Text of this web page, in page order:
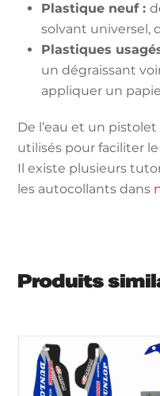
Plastique neuf :
solvant universel,
Plastiques
un dégraissant
appliquer un
De l’eau et un
utilisés pour faciliter
Il existe plusieurs
les autocollants dans
Produits